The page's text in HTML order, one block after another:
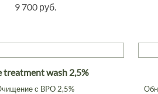
9 700 руб.
treatment wash 2,5%
с BPO 2,5%